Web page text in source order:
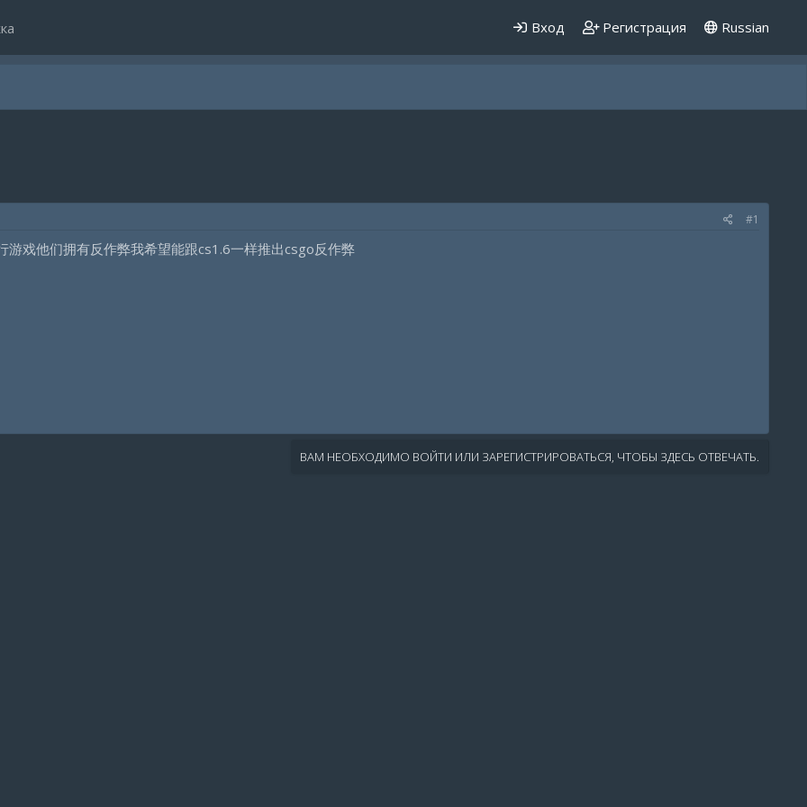
Вход Регистрация Russian
#1
游戏他们拥有反作弊我希望能跟cs1.6一样推出csgo反作弊
ВАМ НЕОБХОДИМО ВОЙТИ ИЛИ ЗАРЕГИСТРИРОВАТЬСЯ, ЧТОБЫ ЗДЕСЬ ОТВЕЧАТЬ.